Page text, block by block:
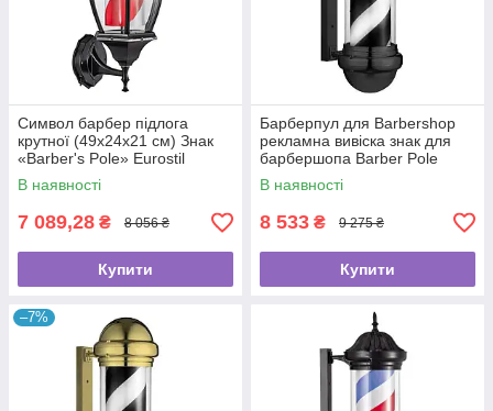
Символ барбер підлога
крутної (49х24х21 см) Знак
«Barber's Pole» Eurostil
В наявності
7 089,28 ₴ 8 056 ₴
Купити
Барберпул для Barbershop
рекламна вивіска знак для
барбершопа Barber Pole
(30x36x78см) Чорно-Білий
Іспанія
В наявності
8 533 ₴ 9 275 ₴
Купити
–7%